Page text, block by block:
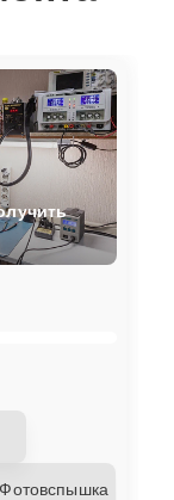
Фотовспышка